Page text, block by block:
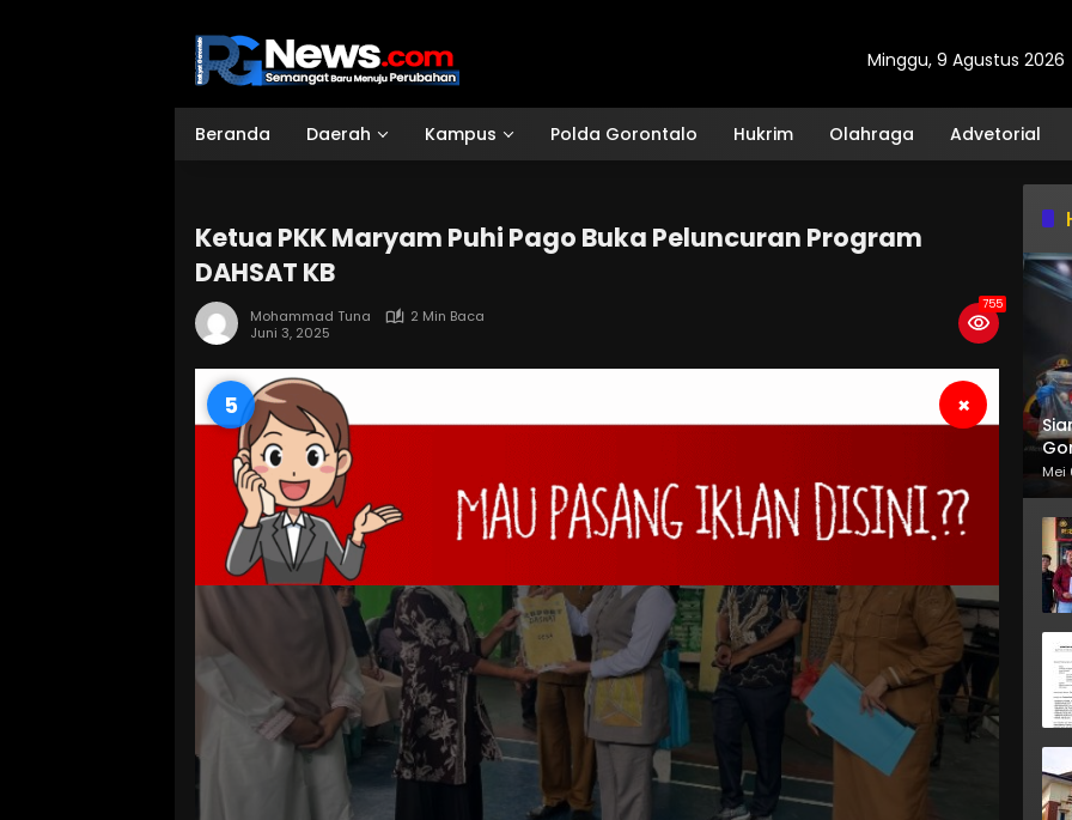
Minggu, 9 Agustus 2026
Beranda Daerah Kampus Polda Gorontalo Hukrim Olahraga Advetorial
Ketua PKK Maryam Puhi Pago Buka Peluncuran Program
DAHSAT KB
Mohammad Tuna
2 Min Baca
Juni 3, 2025
755
4 ×
Mei